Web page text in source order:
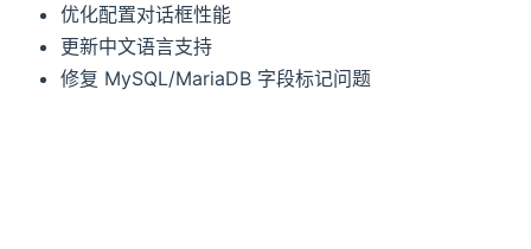
优化配置对话框性能
更新中文语言支持
修复 MySQL/MariaDB 字段标记问题